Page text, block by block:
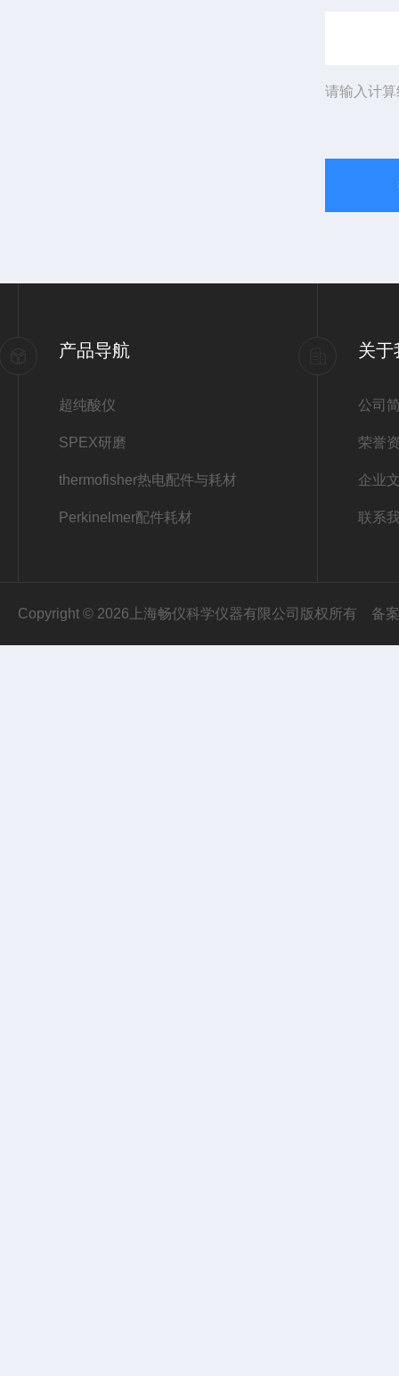
请输入计
产品导航
超纯酸仪
SPEX研磨
thermofisher热电配件与耗材
Perkinelmer配件耗材
关于
公司
荣誉
企业
联系
Copyright © 2026上海畅仪科学仪器有限公司版权所有 备